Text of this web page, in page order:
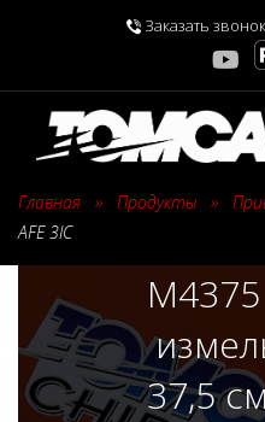
Заказать звонок
Главная › Продукты ›
AFE 3IC
37,5